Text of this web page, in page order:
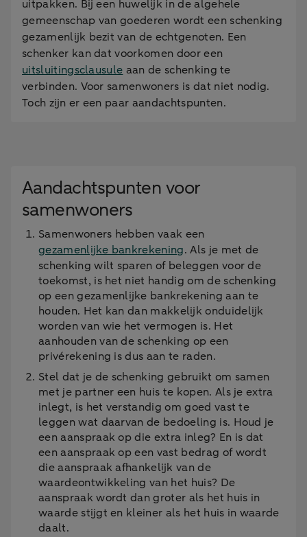
uitpakken. Bij een huwelijk in de algehele
gemeenschap van goederen wordt een schenking
gezamenlijk bezit van de echtgenoten. Een
schenker kan dat voorkomen door een
uitsluitingsclausule aan de schenking te
verbinden. Voor samenwoners is dat niet nodig.
Toch zijn er een paar aandachtspunten.
Aandachtspunten voor
samenwoners
Samenwoners hebben vaak een
gezamenlijke bankrekening. Als je met de
schenking wilt sparen of beleggen voor de
toekomst, is het niet handig om de schenking
op een gezamenlijke bankrekening aan te
houden. Het kan dan makkelijk onduidelijk
worden van wie het vermogen is. Het
aanhouden van de schenking op een
privérekening is dus aan te raden.
Stel dat je de schenking gebruikt om samen
met je partner een huis te kopen. Als je extra
inlegt, is het verstandig om goed vast te
leggen wat daarvan de bedoeling is. Houd je
een aanspraak op die extra inleg? En is dat
een aanspraak op een vast bedrag of wordt
die aanspraak afhankelijk van de
waardeontwikkeling van het huis? De
aanspraak wordt dan groter als het huis in
waarde stijgt en kleiner als het huis in waarde
daalt.